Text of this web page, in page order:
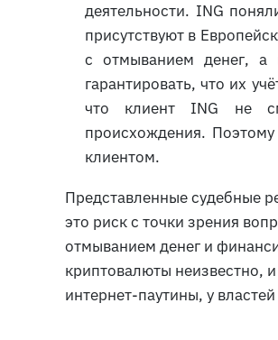
деятельности. ING
присутствуют в
с отмыванием денег, а
гарантировать, что их
что клиент ING не
происхождения.
клиентом.
Представленные судебные
это риск с точки зрения
отмыванием денег и
криптовалюты неизвестно,
интернет-паутины, у